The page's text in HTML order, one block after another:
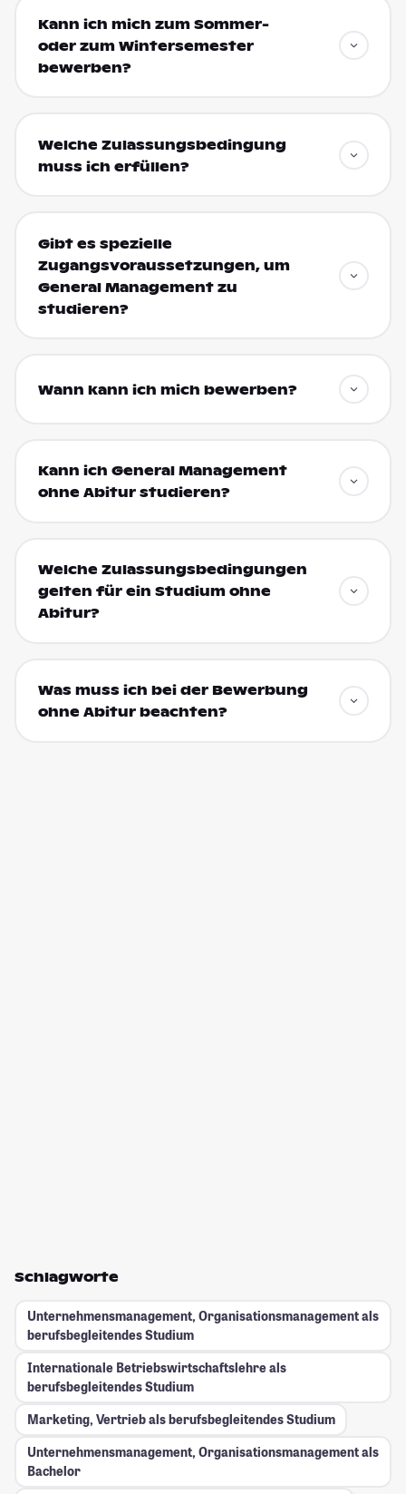
Kann ich mich zum Sommer-
oder zum Wintersemester
bewerben?
Welche Zulassungsbedingung
muss ich erfüllen?
Gibt es spezielle
Zugangsvoraussetzungen, um
General Management zu
studieren?
Wann kann ich mich bewerben?
Kann ich General Management
ohne Abitur studieren?
Welche Zulassungsbedingungen
gelten für ein Studium ohne
Abitur?
Was muss ich bei der Bewerbung
ohne Abitur beachten?
Schlagworte
Unternehmensmanagement, Organisationsmanagement als
berufsbegleitendes Studium
Internationale Betriebswirtschaftslehre als
berufsbegleitendes Studium
Marketing, Vertrieb als berufsbegleitendes Studium
Unternehmensmanagement, Organisationsmanagement als
Bachelor